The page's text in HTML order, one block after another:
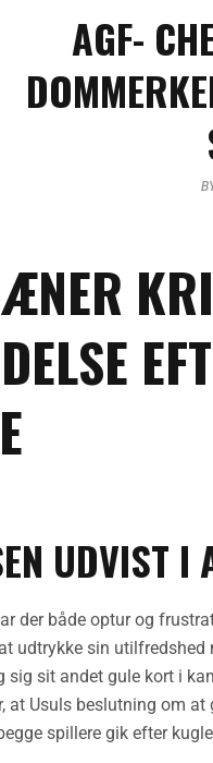
AGF-
UDVIST I
der både optur og
udtrykke sin
sit andet gule kort i
at Usuls beslutning om
spillere gik efter